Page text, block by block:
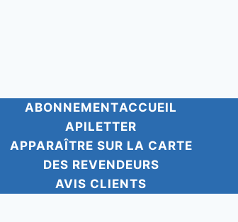
ABONNEMENTACCUEIL
APILETTER
APPARAÎTRE SUR LA CARTE
DES REVENDEURS
AVIS CLIENTS